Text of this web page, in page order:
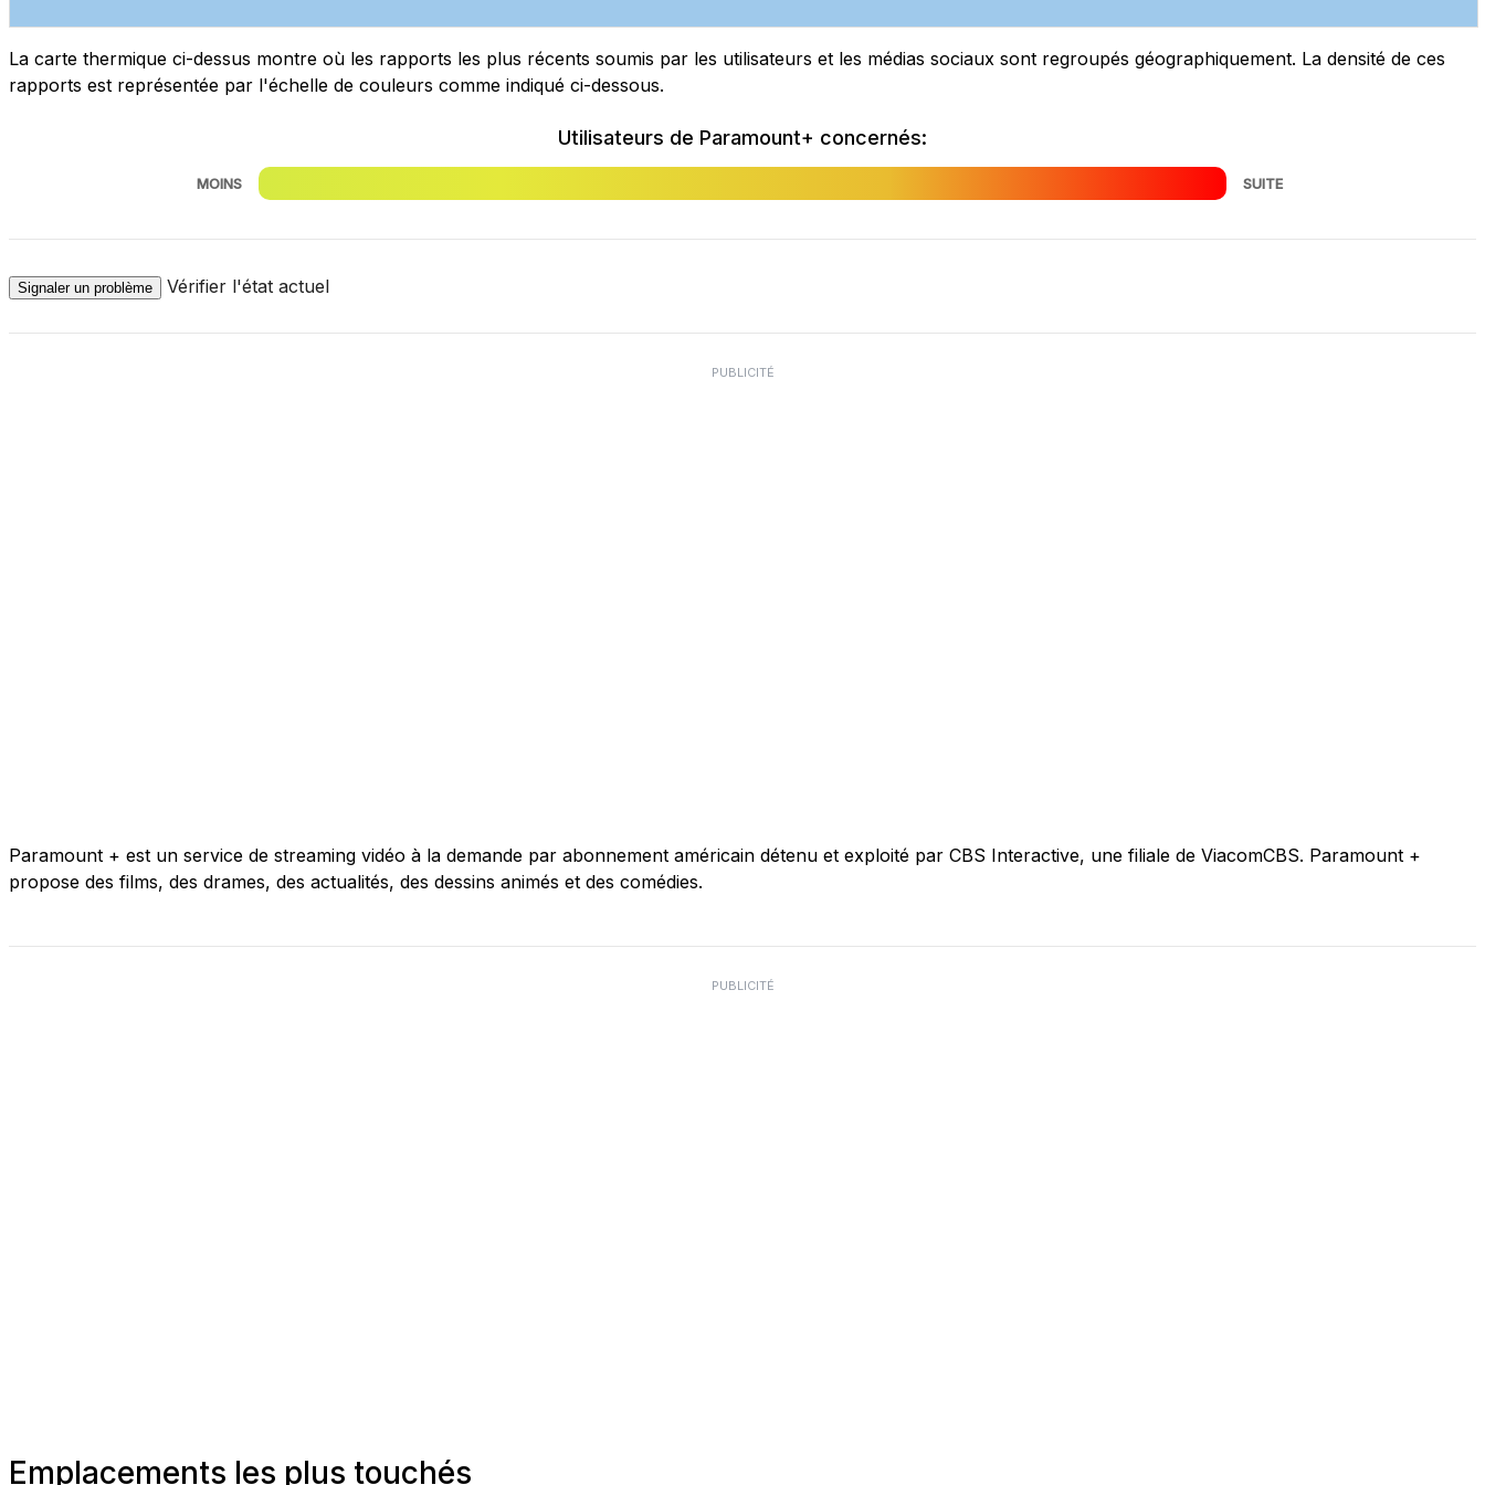
La carte thermique ci-dessus montre où les rapports les plus récents soumis par les utilisateurs et les médias sociaux sont regroupés géographiquement. La densité de ces
rapports est représentée par l'échelle de couleurs comme indiqué ci-dessous.
Utilisateurs de Paramount+ concernés:
MOINS SUITE
Signaler un problème Vérifier l'état actuel
PUBLICITÉ
Paramount + est un service de streaming vidéo à la demande par abonnement américain détenu et exploité par CBS Interactive, une filiale de ViacomCBS. Paramount +
propose des films, des drames, des actualités, des dessins animés et des comédies.
PUBLICITÉ
Emplacements les plus touchés